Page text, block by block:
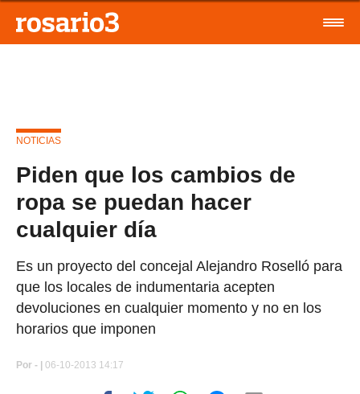
NOTICIAS
Piden que los cambios de
ropa se puedan hacer
cualquier día
Es un proyecto del concejal Alejandro Roselló para
que los locales de indumentaria acepten
devoluciones en cualquier momento y no en los
horarios que imponen
Por - | 06-10-2013 14:17